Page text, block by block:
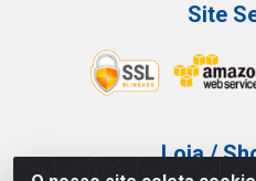
Site
Loja /